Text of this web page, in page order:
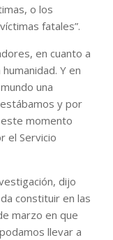
o los
fatales”.
en cuanto a
Y en
una
y por
momento
el Servicio
dijo
constituir en las
marzo en que
llevar a